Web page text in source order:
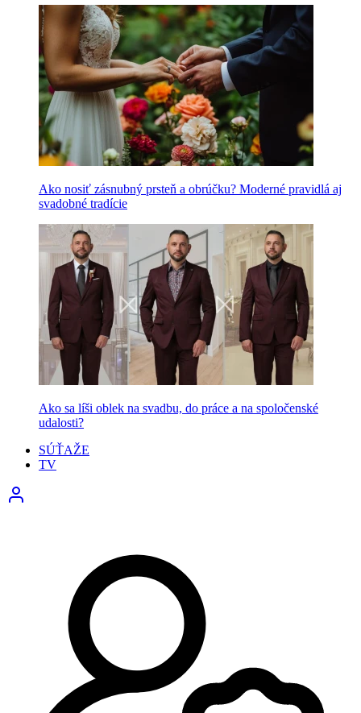
Ako nosiť zásnubný prsteň a obrúčku? Moderné pravidlá aj
svadobné tradície
Ako sa líši oblek na svadbu, do práce a na spoločenské
udalosti?
SÚŤAŽE
TV